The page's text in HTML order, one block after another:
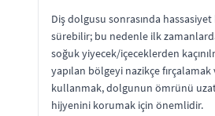
Diş dolgusu sonrasında
sürebilir; bu nedenle ilk
soğuk yiyecek/içeceklerden
yapılan bölgeyi nazikçe fırçalamak
kullanmak, dolgunun ömrünü
hijyenini korumak için önemlidir.